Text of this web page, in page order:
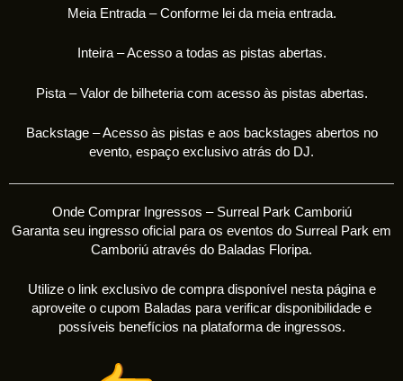
Meia Entrada – Conforme lei da meia entrada.
Inteira – Acesso a todas as pistas abertas.
Pista – Valor de bilheteria com acesso às pistas abertas.
Backstage – Acesso às pistas e aos backstages abertos no
evento, espaço exclusivo atrás do DJ.
Onde Comprar Ingressos – Surreal Park Camboriú
Garanta seu ingresso oficial para os eventos do Surreal Park em
Camboriú através do Baladas Floripa.
Utilize o link exclusivo de compra disponível nesta página e
aproveite o cupom Baladas para verificar disponibilidade e
possíveis benefícios na plataforma de ingressos.